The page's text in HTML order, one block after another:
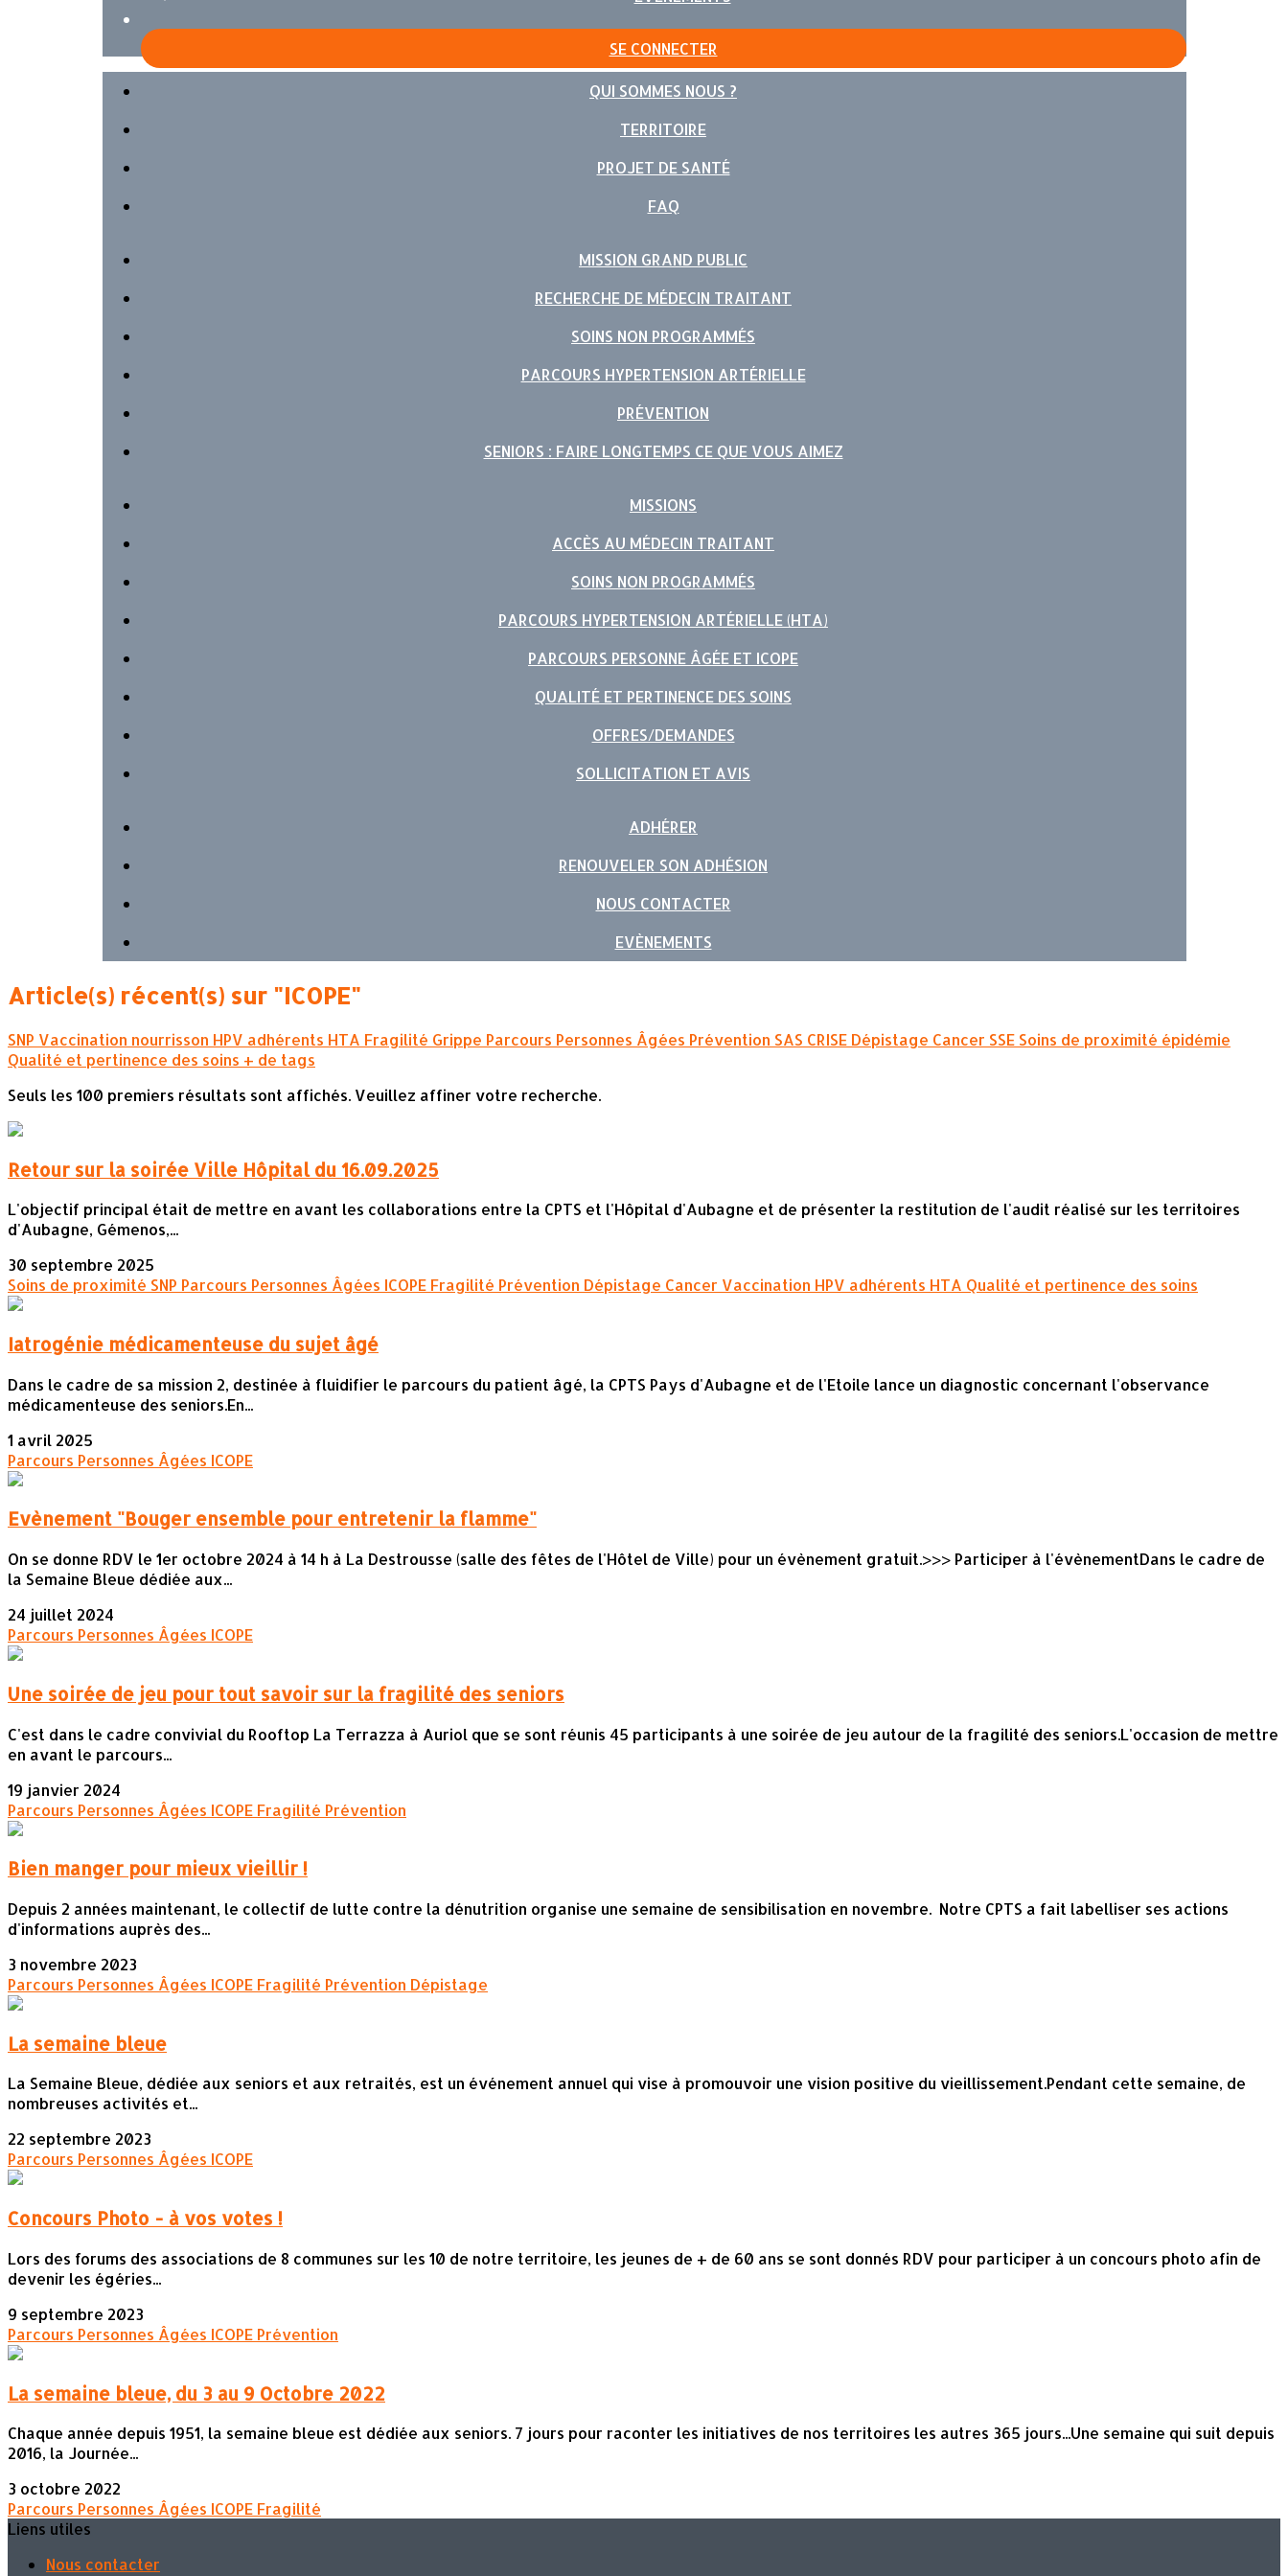
SE CONNECTER
QUI SOMMES NOUS ?
TERRITOIRE
PROJET DE SANTÉ
FAQ
MISSION GRAND PUBLIC
RECHERCHE DE MÉDECIN TRAITANT
SOINS NON PROGRAMMÉS
PARCOURS HYPERTENSION ARTÉRIELLE
PRÉVENTION
SENIORS : FAIRE LONGTEMPS CE QUE VOUS AIMEZ
MISSIONS
ACCÈS AU MÉDECIN TRAITANT
SOINS NON PROGRAMMÉS
PARCOURS HYPERTENSION ARTÉRIELLE (HTA)
PARCOURS PERSONNE ÂGÉE ET ICOPE
QUALITÉ ET PERTINENCE DES SOINS
OFFRES/DEMANDES
SOLLICITATION ET AVIS
ADHÉRER
RENOUVELER SON ADHÉSION
NOUS CONTACTER
EVÈNEMENTS
Article(s) récent(s) sur "ICOPE"
SNP Vaccination nourrisson HPV adhérents HTA Fragilité Grippe Parcours Personnes Âgées Prévention SAS CRISE Dépistage Cancer SSE Soins de proximité épidémie
Qualité et pertinence des soins + de tags
Seuls les 100 premiers résultats sont affichés. Veuillez affiner votre recherche.
Retour sur la soirée Ville Hôpital du 16.09.2025
L'objectif principal était de mettre en avant les collaborations entre la CPTS et l'Hôpital d'Aubagne et de présenter la restitution de l'audit réalisé sur les territoires
d'Aubagne, Gémenos,...
30 septembre 2025
Soins de proximité SNP Parcours Personnes Âgées ICOPE Fragilité Prévention Dépistage Cancer Vaccination HPV adhérents HTA Qualité et pertinence des soins
Iatrogénie médicamenteuse du sujet âgé
Dans le cadre de sa mission 2, destinée à fluidifier le parcours du patient âgé, la CPTS Pays d'Aubagne et de l'Etoile lance un diagnostic concernant l'observance
médicamenteuse des seniors.En...
1 avril 2025
Parcours Personnes Âgées ICOPE
Evènement "Bouger ensemble pour entretenir la flamme"
On se donne RDV le 1er octobre 2024 à 14 h à La Destrousse (salle des fêtes de l'Hôtel de Ville) pour un évènement gratuit.>>> Participer à l'évènementDans le cadre de
la Semaine Bleue dédiée aux...
24 juillet 2024
Parcours Personnes Âgées ICOPE
Une soirée de jeu pour tout savoir sur la fragilité des seniors
C'est dans le cadre convivial du Rooftop La Terrazza à Auriol que se sont réunis 45 participants à une soirée de jeu autour de la fragilité des seniors.L'occasion de mettre
en avant le parcours...
19 janvier 2024
Parcours Personnes Âgées ICOPE Fragilité Prévention
Bien manger pour mieux vieillir !
Depuis 2 années maintenant, le collectif de lutte contre la dénutrition organise une semaine de sensibilisation en novembre. Notre CPTS a fait labelliser ses actions
d'informations auprès des...
3 novembre 2023
Parcours Personnes Âgées ICOPE Fragilité Prévention Dépistage
La semaine bleue
La Semaine Bleue, dédiée aux seniors et aux retraités, est un événement annuel qui vise à promouvoir une vision positive du vieillissement.Pendant cette semaine, de
nombreuses activités et...
22 septembre 2023
Parcours Personnes Âgées ICOPE
Concours Photo - à vos votes !
Lors des forums des associations de 8 communes sur les 10 de notre territoire, les jeunes de + de 60 ans se sont donnés RDV pour participer à un concours photo afin de
devenir les égéries...
9 septembre 2023
Parcours Personnes Âgées ICOPE Prévention
La semaine bleue, du 3 au 9 Octobre 2022
Chaque année depuis 1951, la semaine bleue est dédiée aux seniors. 7 jours pour raconter les initiatives de nos territoires les autres 365 jours...Une semaine qui suit depuis
2016, la Journée...
3 octobre 2022
Parcours Personnes Âgées ICOPE Fragilité
Liens utiles
Nous contacter